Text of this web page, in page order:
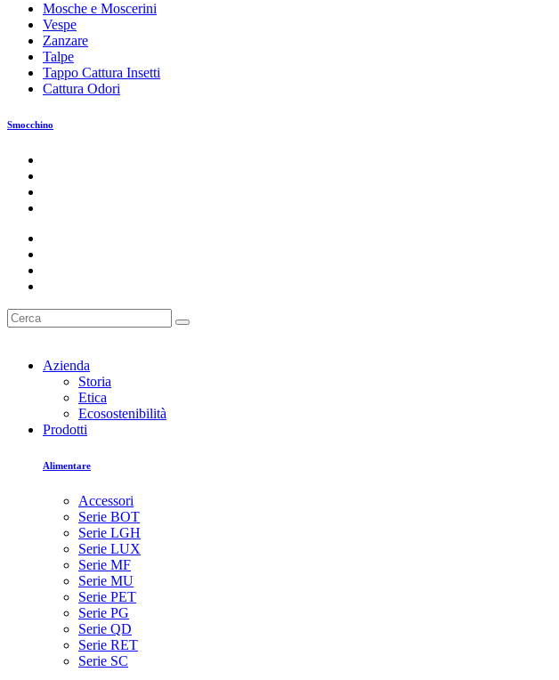
Mosche e Moscerini
Vespe
Zanzare
Talpe
Tappo Cattura Insetti
Cattura Odori
Smocchino
Azienda
Storia
Etica
Ecosostenibilità
Prodotti
Alimentare
Accessori
Serie BOT
Serie LGH
Serie LUX
Serie MF
Serie MU
Serie PET
Serie PG
Serie QD
Serie RET
Serie SC